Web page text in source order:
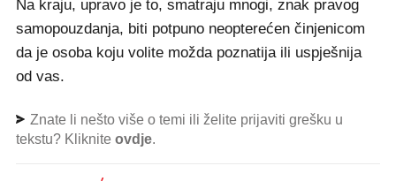
Na kraju, upravo je to, smatraju mnogi, znak pravog
samopouzdanja, biti potpuno neopterećen činjenicom
da je osoba koju volite možda poznatija ili uspješnija
od vas.
Znate li nešto više o temi ili želite prijaviti grešku u
tekstu? Kliknite ovdje.